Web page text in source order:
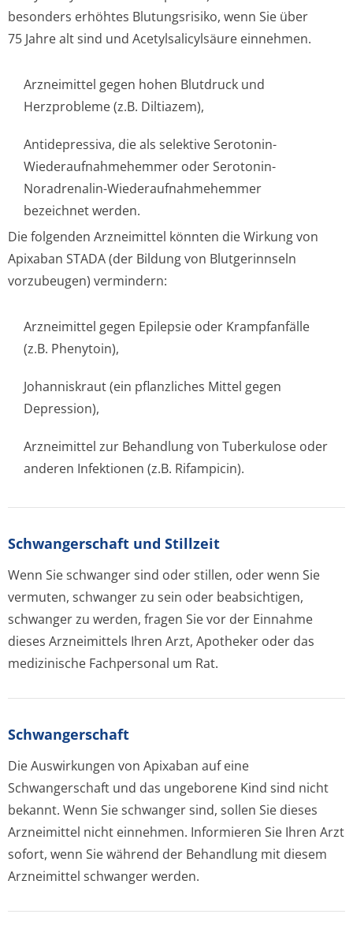
besonders erhöhtes Blutungsrisiko, wenn Sie über
75 Jahre alt sind und Acetylsalicylsäure einnehmen.
Arzneimittel gegen hohen Blutdruck und
Herzprobleme (z.B. Diltiazem),
Antidepressiva, die als selektive Serotonin-
Wiederaufnahme­hemmer oder Serotonin-
Noradrenalin-Wiederaufnahme­hemmer
bezeichnet werden.
Die folgenden Arzneimittel könnten die Wirkung von
Apixaban STADA (der Bildung von Blutgerinnseln
vorzubeugen) vermindern:
Arzneimittel gegen Epilepsie oder Krampfanfälle
(z.B. Phenytoin),
Johanniskraut (ein pflanzliches Mittel gegen
Depression),
Arzneimittel zur Behandlung von Tuberkulose oder
anderen Infektionen (z.B. Rifampicin).
Schwangerschaft und Stillzeit
Wenn Sie schwanger sind oder stillen, oder wenn Sie
vermuten, schwanger zu sein oder beabsichtigen,
schwanger zu werden, fragen Sie vor der Einnahme
dieses Arzneimittels Ihren Arzt, Apotheker oder das
medizinische Fachpersonal um Rat.
Schwangerschaft
Die Auswirkungen von Apixaban auf eine
Schwangerschaft und das ungeborene Kind sind nicht
bekannt. Wenn Sie schwanger sind, sollen Sie dieses
Arzneimittel nicht einnehmen. Informieren Sie Ihren Arzt
sofort, wenn Sie während der Behandlung mit diesem
Arzneimittel schwanger werden.